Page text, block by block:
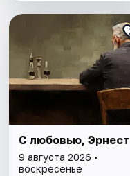
С любовью, Эрнест
9 августа 2026 •
воскресенье